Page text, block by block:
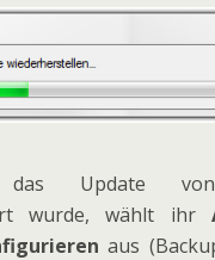
das Update
wurde, wählt ihr
aus